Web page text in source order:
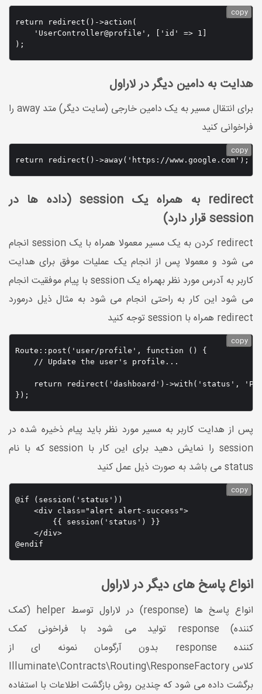
return redirect()->action(
    'UserController@profile', ['id' => 1]
);
copy
هدایت به دامین دیگر در لاراول
برای انتقال مسیر به یک دامین خارجی (سایت دیگر) متد away را
فراخوانی کنید
return redirect()->away('https://www.google.com');
copy
redirect به همراه یک session (داده ها در
session قرار دارد)
redirect کردن به یک مسیر معمولا همراه با یک session انجام
می شود و معمولا پس از انجام یک عملیات موفق برای هدایت
کاربر به آدرس مورد نظر بهمراه یک session با پیام موفقیت انجام
می شود این کار به راحتی انجام می شود به مثال ذیل درمورد
redirect همراه با session توجه کنید
Route::post('user/profile', function () {
    // Update the user's profile...
return redirect('dashboard')->with('status',
});
copy
پس از هدایت کاربر به مسیر مورد نظر باید پیام ذخیره شده در
session را نمایش دهید برای این کار با session که با نام
status می باشد به صورت ذیل عمل کنید
@if (session('status'))
    <div class="alert alert-success">
        {{ session('status') }}
    </div>
@endif
copy
انواع پاسخ های دیگر در لاراول
انواع پاسخ ها (response) در لاراول توسط helper (کمک
کننده) response تولید می شود با فراخونی کمک
کننده response بدون آرگومان نمونه ای از
کلاس Illuminate\Contracts\Routing\ResponseFactory
برگشت داده می شود که چندین روش بازگشت اطلاعات با استفاده